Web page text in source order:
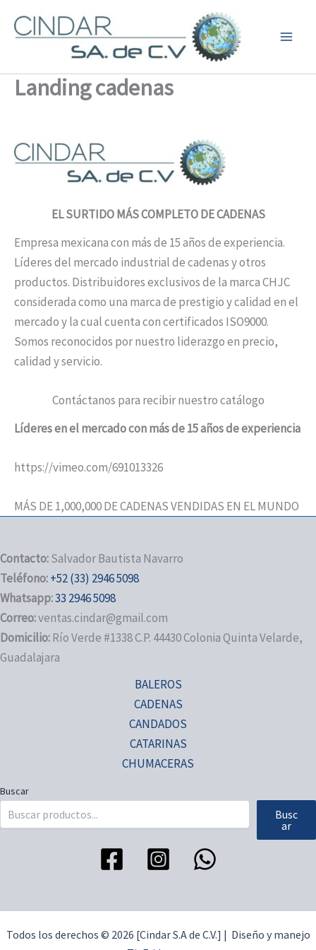
Landing cadenas
ELSURTIDO MÁS COMPLETO DE CADENAS
Empresa mexicana con más de 15 años de experiencia.
Líderes del mercado industrial de cadenas y otros
productos. Distribuidores exclusivos de la marca CHJC
considerada como una marca de prestigio y calidad en el
mercado y la cual cuenta con certificados ISO9000.
Somos reconocidos por nuestro liderazgo en precio,
calidad y servicio.
Contáctanos para recibir nuestro catálogo
Líderes en el mercado con más de 15 años de experiencia
https://vimeo.com/691013326
MÁS DE 1,000,000 DE CADENAS VENDIDAS EN EL MUNDO
Contacto:Salvador Bautista Navarro
Teléfono:+52 (33) 2946 5098
Whatsapp:33 2946 5098
Correo:ventas.cindar@gmail.com
Domicilio:Río Verde #1338 C.P. 44430 Colonia Quinta Velarde,
Guadalajara
BALEROS
CADENAS
CANDADOS
CATARINAS
CHUMACERAS
Buscar
Busc
ar
Todos los derechos © 2026 [Cindar S.A de C.V.] | Diseño y manejo